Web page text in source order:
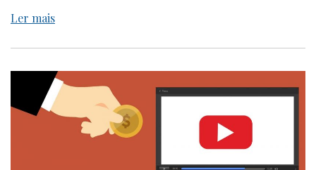
Ler mais